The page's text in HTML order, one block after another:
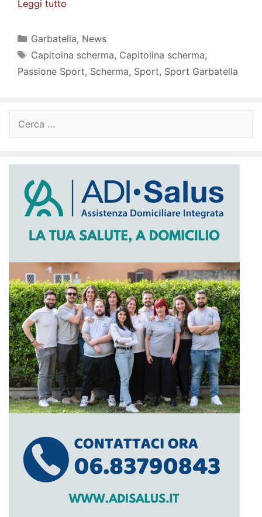
Leggi tutto
Categorie
Garbatella, News
Tag
Capitoina scherma, Capitolina scherma,
Passione Sport, Scherma, Sport, Sport Garbatella
per: